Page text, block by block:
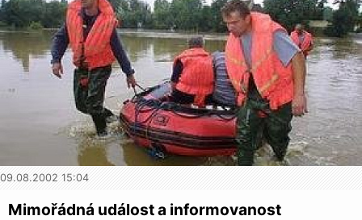
09.08.2002 15:04
Mimořádná událost a informovanost